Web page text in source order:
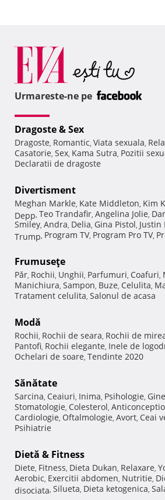
Urmareste-ne pe
Dragoste & Sex
Dragoste, Romantic, Viata sexuala,
Casatorie, Sex, Kama Sutra, Pozitii
Declaratii de dragoste
Divertisment
Meghan Markle, Kate Middleton, Kim
Depp, Teo Trandafir, Angelina Jolie,
Smiley, Andra, Delia, Gina Pistol, Justin
Trump, Program TV, Program Pro TV,
Frumuseţe
Păr, Rochii, Unghii, Parfumuri, Coafuri,
Manichiura, Sampon, Buze, Celulita,
Tratament celulita, Salonul de acasa
Modă
Rochii, Rochii de seara, Rochii de
Pantofi, Rochii elegante, Inele de
Ochelari de soare, Tendinte 2020
Sănătate
Sarcina, Ceaiuri, Inima, Psihologie,
Stomatologie, Colesterol,
Cardiologie, Oftalmologie, Avort, Ceai
Psihiatrie
Dietă & Fitness
Diete, Fitness, Dieta Dukan, Relaxare,
Aerobic, Exercitii abdomen, Nutritie,
disociata, Silueta, Dieta ketogenica,